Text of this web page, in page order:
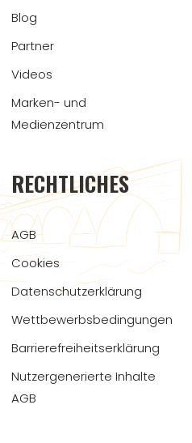
Blog
Partner
Videos
Marken- und
Medienzentrum
RECHTLICHES
AGB
Cookies
Datenschutzerklärung
Wettbewerbsbedingungen
Barrierefreiheitserklärung
Nutzergenerierte Inhalte
AGB